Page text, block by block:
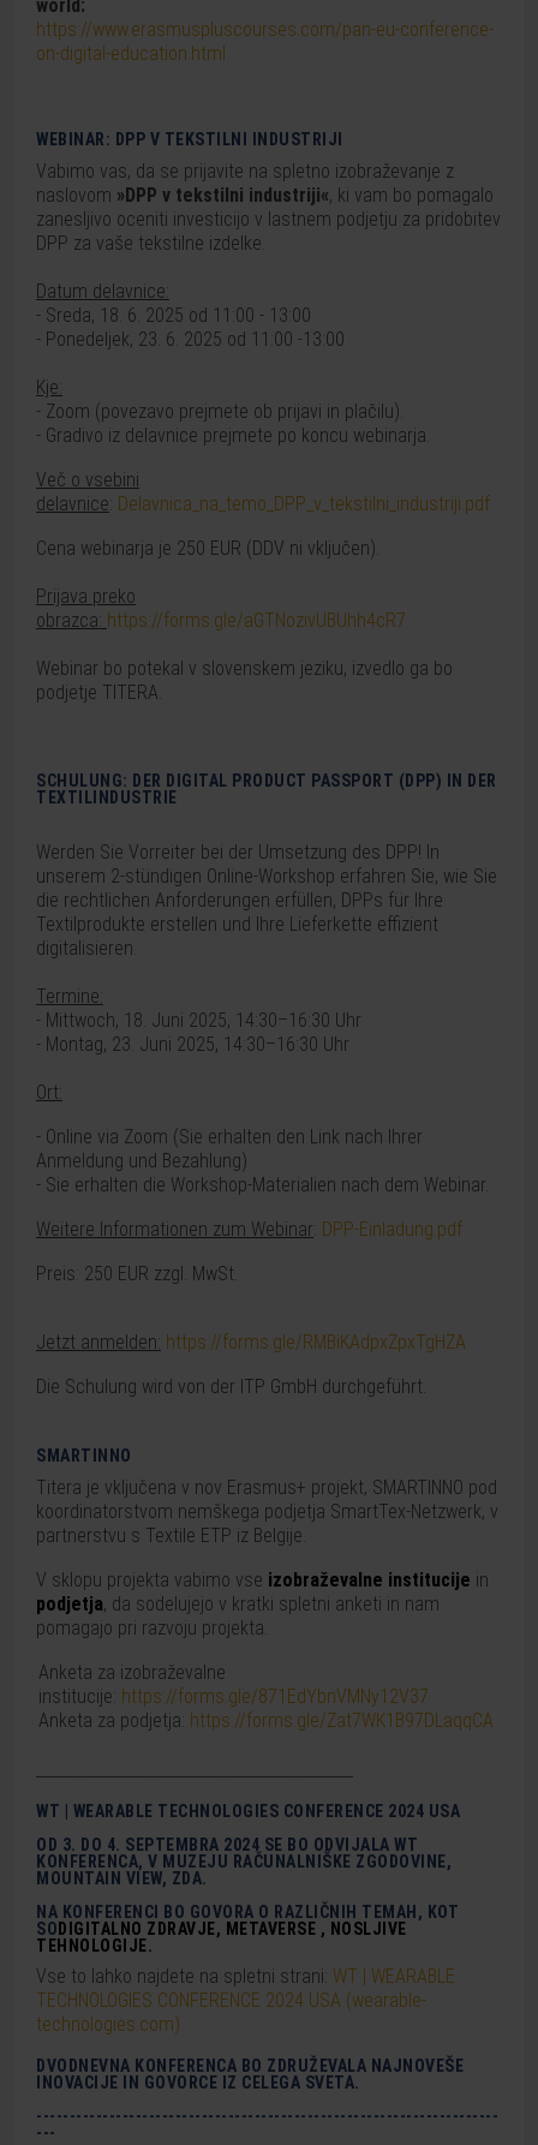
world:
https://www.erasmuspluscourses.com/pan-eu-conference-
on-digital-education.html
WEBINAR: DPP V TEKSTILNI INDUSTRIJI
Vabimo vas, da se prijavite na spletno izobraževanje z
naslovom »DPP v tekstilni industriji«, ki vam bo pomagalo
zanesljivo oceniti investicijo v lastnem podjetju za pridobitev
DPP za vaše tekstilne izdelke.
Datum delavnice:
- Sreda, 18. 6. 2025 od 11:00 - 13:00
- Ponedeljek, 23. 6. 2025 od 11:00 -13:00
Kje:
- Zoom (povezavo prejmete ob prijavi in plačilu).
- Gradivo iz delavnice prejmete po koncu webinarja.
Več o vsebini
delavnice: Delavnica_na_temo_DPP_v_tekstilni_industriji.pdf
Cena webinarja je 250 EUR (DDV ni vključen).
Prijava preko
obrazca: https://forms.gle/aGTNozivUBUhh4cR7
Webinar bo potekal v slovenskem jeziku, izvedlo ga bo
podjetje TITERA.
SCHULUNG: DER DIGITAL PRODUCT PASSPORT (DPP) IN DER
TEXTILINDUSTRIE
Werden Sie Vorreiter bei der Umsetzung des DPP! In
unserem 2-stündigen Online-Workshop erfahren Sie, wie Sie
die rechtlichen Anforderungen erfüllen, DPPs für Ihre
Textilprodukte erstellen und Ihre Lieferkette effizient
digitalisieren.
Termine:
- Mittwoch, 18. Juni 2025, 14:30–16:30 Uhr
- Montag, 23. Juni 2025, 14:30–16:30 Uhr
Ort:
- Online via Zoom (Sie erhalten den Link nach Ihrer
Anmeldung und Bezahlung)
- Sie erhalten die Workshop-Materialien nach dem Webinar.
Weitere Informationen zum Webinar: DPP-Einladung.pdf
Preis: 250 EUR zzgl. MwSt.
Jetzt anmelden: https://forms.gle/RMBiKAdpxZpxTgHZA
Die Schulung wird von der ITP GmbH durchgeführt.
SMARTINNO
Titera je vključena v nov Erasmus+ projekt, SMARTINNO pod
koordinatorstvom nemškega podjetja SmartTex-Netzwerk, v
partnerstvu s Textile ETP iz Belgije.
V sklopu projekta vabimo vse izobraževalne institucije in
podjetja, da sodelujejo v kratki spletni anketi in nam
pomagajo pri razvoju projekta.
Anketa za izobraževalne
institucije: https://forms.gle/871EdYbnVMNy12V37
Anketa za podjetja: https://forms.gle/Zat7WK1B97DLaqqCA
WT | WEARABLE TECHNOLOGIES CONFERENCE 2024 USA
OD 3. DO 4. SEPTEMBRA 2024 SE BO ODVIJALA WT
KONFERENCA, V MUZEJU RAČUNALNIŠKE ZGODOVINE,
MOUNTAIN VIEW, ZDA.
NA KONFERENCI BO GOVORA O RAZLIČNIH TEMAH, KOT
SO DIGITALNO ZDRAVJE, METAVERSE , N OSLJIVE
TEHNOLOGIJE.
Vse to lahko najdete na spletni strani: WT | WEARABLE
TECHNOLOGIES CONFERENCE 2024 USA (wearable-
technologies.com)
DVODNEVNA KONFERENCA BO ZDRUŽEVALA NAJNOVEŠE
INOVACIJE IN GOVORCE IZ CELEGA SVETA.
----------------------------------------------------------------------
---